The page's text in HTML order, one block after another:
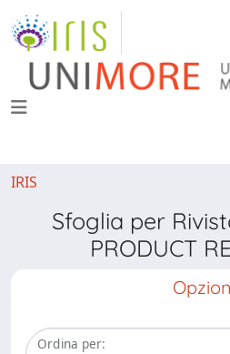
IRIS
Sfoglia per
PRODUCT
Ordina per: